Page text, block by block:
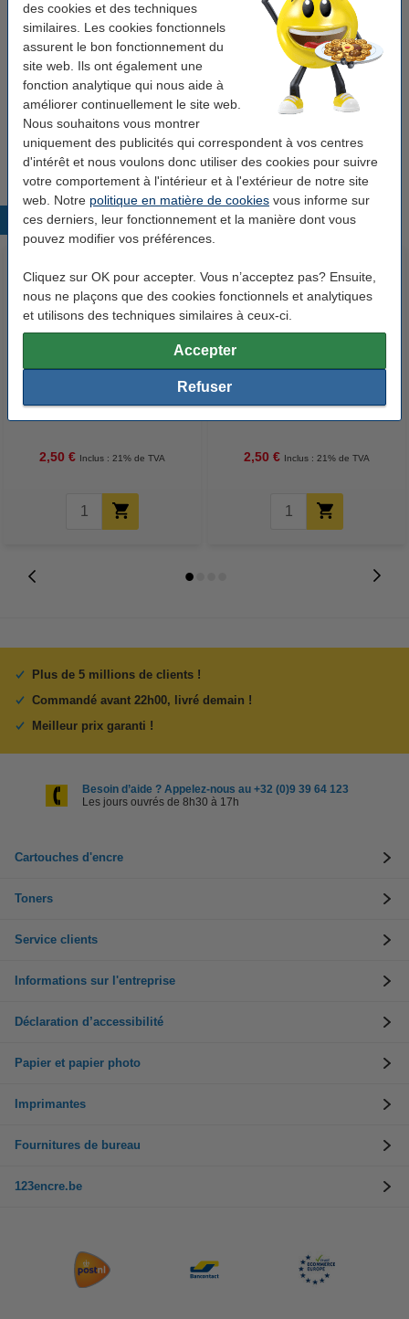
des cookies et des techniques
similaires. Les cookies fonctionnels
assurent le bon fonctionnement du
site web. Ils ont également une
fonction analytique qui nous aide à
améliorer continuellement le site web.
Nous souhaitons vous montrer
uniquement des publicités qui correspondent à vos centres
d'intérêt et nous voulons donc utiliser des cookies pour suivre
votre comportement à l'intérieur et à l'extérieur de notre site
web. Notre politique en matière de cookies vous informe sur
ces derniers, leur fonctionnement et la manière dont vous
pouvez modifier vos préférences.
Cliquez sur OK pour accepter. Vous n’acceptez pas? Ensuite,
nous ne plaçons que des cookies fonctionnels et analytiques
et utilisons des techniques similaires à ceux-ci.
Accepter
Refuser
Bon plan : commandez également
Pilot Frixion recharge stylo à bille (3 pièces) -
bleu ciel
Pilot Frixion gomme
2,95 €
Produits populaires
Pilot Frixion stylo à bille - rose
2,50 € Inclus : 21% de TVA 2,50 € Inclus : 21% de TVA
Plus de 5 millions de clients !
Commandé avant 22h00, livré demain !
Meilleur prix garanti !
Besoin d’aide ? Appelez-nous au +32 (0)9 39 64 123
Les jours ouvrés de 8h30 à 17h
Cartouches d'encre
Toners
Service clients
Informations sur l'entreprise
Déclaration d’accessibilité
Papier et papier photo
Imprimantes
Fournitures de bureau
123encre.be